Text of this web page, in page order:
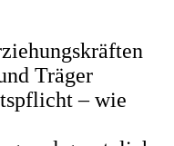
Träger
– wie